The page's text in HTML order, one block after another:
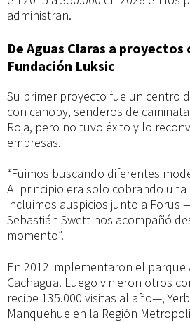
su
modelo
de
gestión
para
parques
administran.
De Aguas Claras a proyectos
Fundación Luksic
Su primer proyecto fue un centro
con canopy, senderos de
Roja, pero no tuvo éxito y lo
empresas.
“Fuimos buscando diferentes
Al principio era solo cobrando
incluimos auspicios junto a Forus
Sebastián Swett nos acompañó
momento”.
En 2012 implementaron el parque
Cachagua. Luego vinieron otros
recibe 135.000 visitas al año—,
Manquehue en la Región